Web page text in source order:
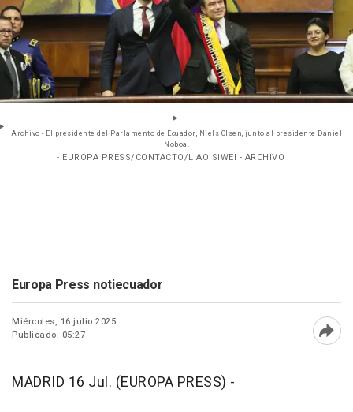
Archivo - El presidente del Parlamento de Ecuador, Niels Olsen, junto al presidente Daniel
Noboa.
- EUROPA PRESS/CONTACTO/LIAO SIWEI - ARCHIVO
Europa Press notiecuador
Miércoles, 16 julio 2025
Publicado: 05:27
MADRID 16 Jul. (EUROPA PRESS) -